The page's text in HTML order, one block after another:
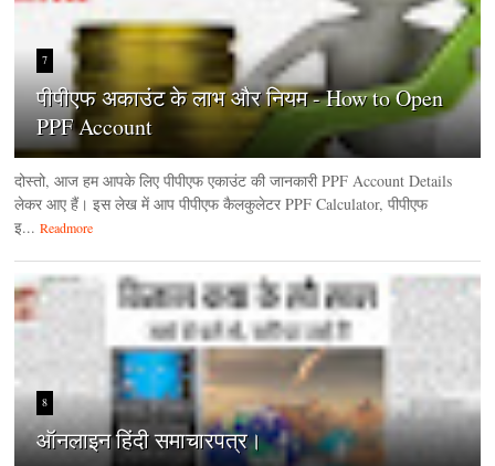
7
पीपीएफ अकाउंट के लाभ और नियम - How to Open
PPF Account
दोस्तो, आज हम आपके लिए पीपीएफ एकाउंट की जानकारी PPF Account Details
लेकर आए हैं। इस लेख में आप पीपीएफ कैलकुलेटर PPF Calculator, पीपीएफ
इ... Readmore
8
ऑनलाइन हिंदी समाचारपत्र।